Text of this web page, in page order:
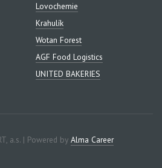
Lovochemie
Krahulík
Wotan Forest
AGF Food Logistics
UNITED BAKERIES
a.s. | Powered by Alma Career